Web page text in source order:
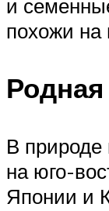
и
похожи на
В природе
на юго-
Японии и